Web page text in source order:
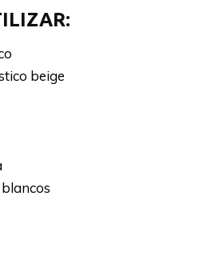
beige